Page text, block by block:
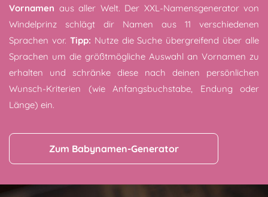
Vornamen aus aller Welt. Der XXL-Namensgenerator von
Windelprinz schlägt dir Namen aus 11 verschiedenen
Sprachen vor. Tipp: Nutze die Suche übergreifend über alle
Sprachen um die größtmögliche Auswahl an Vornamen zu
erhalten und schränke diese nach deinen persönlichen
Wunsch-Kriterien (wie Anfangsbuchstabe, Endung oder
Länge) ein.
Zum Babynamen-Generator